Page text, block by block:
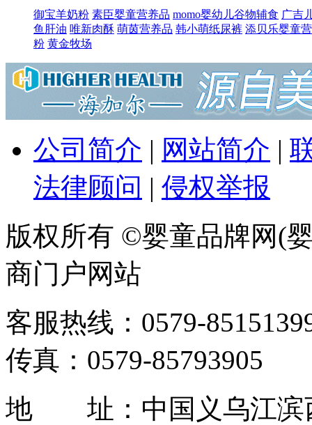
御宝羊奶粉 素臣婴童营养品 momo婴幼儿谷物辅食 广吉
鱼肝油 唯新肉酥 萌​茵营养品 韩小萌纸尿裤 添贝乐婴童
粉 黄金牧场
公司简介 | 网站简介 |
法律顾问 | 侵权举报
版权所有 ©婴童品牌网(
商门户网站
客服热线：0579-
传真：0579-85793905
地 址：中国义乌江滨